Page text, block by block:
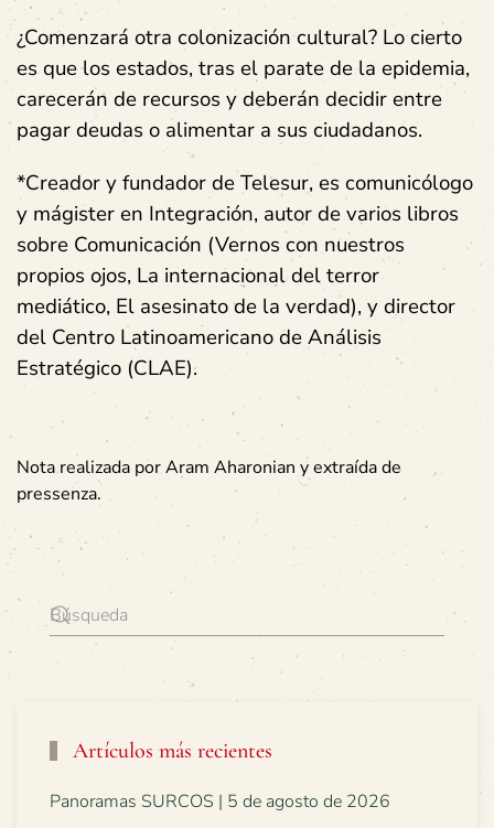
¿Comenzará otra colonización cultural? Lo cierto
es que los estados, tras el parate de la epidemia,
carecerán de recursos y deberán decidir entre
pagar deudas o alimentar a sus ciudadanos.
*Creador y fundador de Telesur, es comunicólogo
y mágister en Integración, autor de varios libros
sobre Comunicación (Vernos con nuestros
propios ojos, La internacional del terror
mediático, El asesinato de la verdad), y director
del Centro Latinoamericano de Análisis
Estratégico (CLAE).
Nota realizada por Aram Aharonian y extraída de
pressenza.
Artículos más recientes
Panoramas SURCOS | 5 de agosto de 2026